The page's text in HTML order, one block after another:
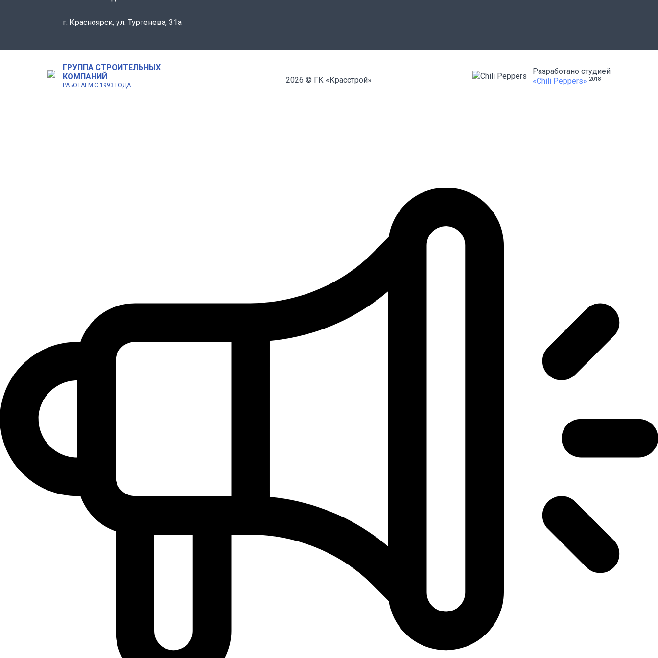
г. Красноярск, ул. Тургенева, 31а
ГРУППА СТРОИТЕЛЬНЫХ
КОМПАНИЙ
РАБОТАЕМ С 1993 ГОДА
2026 © ГК «Красстрой»
Разработано студией
«Chili Peppers» 2018